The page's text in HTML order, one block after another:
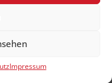
Impressum